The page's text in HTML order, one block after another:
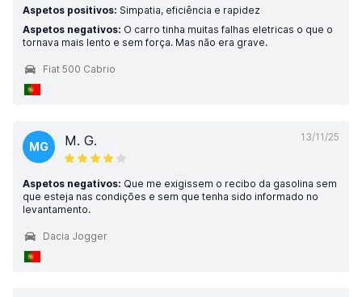
Aspetos positivos: Simpatia, eficiência e rapidez
Aspetos negativos: O carro tinha muitas falhas eletricas o que o
tornava mais lento e sem força. Mas não era grave.
Fiat 500 Cabrio
13/11/25
MG M. G.
Aspetos negativos: Que me exigissem o recibo da gasolina sem
que esteja nas condições e sem que tenha sido informado no
levantamento.
Dacia Jogger